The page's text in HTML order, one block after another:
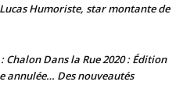
Lucas Humoriste, star montante de
: Chalon Dans la Rue 2020 : Édition
annulée… Des nouveautés